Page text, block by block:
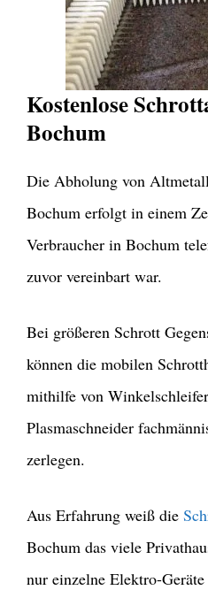
Kostenlose
Bochum
Die Abholung von
Bochum erfolgt in einem
Verbraucher in Bochum
zuvor vereinbart war.
Bei größeren Schrott
können die mobilen
mithilfe von
Plasmaschneider
zerlegen.
Aus Erfahrung weiß die
Bochum das viele
nur einzelne Elektro-